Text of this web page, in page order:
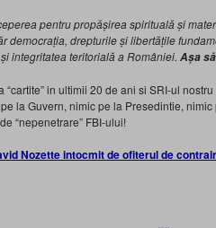
pentru propășirea spirituală și
democrația, drepturile și libertățile
integritatea teritorială a României. Așa
in ultimii 20 de ani si SRI-ul
la Guvern, nimic pe la Presedintie,
“nepenetrare” FBI-ului!
Nozette intocmit de ofiterul de